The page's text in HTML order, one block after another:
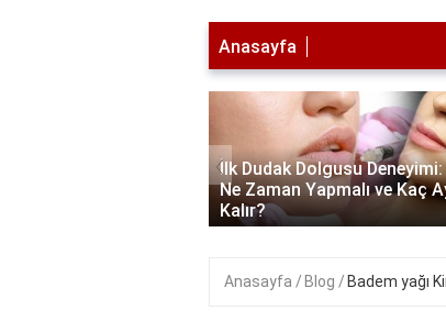
Anasayfa
İlk Dudak Dolgusu Deneyimi:
Ne Zaman Yapmalı ve Kaç
Kalır?
‹
Anasayfa Blog Badem yağı